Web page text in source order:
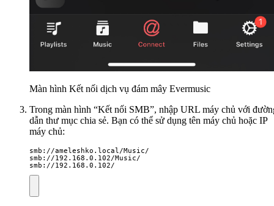
Màn hình Kết nối dịch vụ đám mây Evermusic
Trong màn hình “Kết nối SMB”, nhập URL máy chủ với
dẫn thư mục chia sẻ. Bạn có thể sử dụng tên máy chủ hoặc IP
máy chủ:
smb://ameleshko.local/Music/
smb://192.168.0.102/Music/
smb://192.168.0.102/